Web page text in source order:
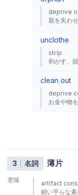
deprive
親を失わ
unclothe
strip
剥がす、
clean out
deprive
お金や物
3 名詞 薄片
意味
artifact
細い平らな